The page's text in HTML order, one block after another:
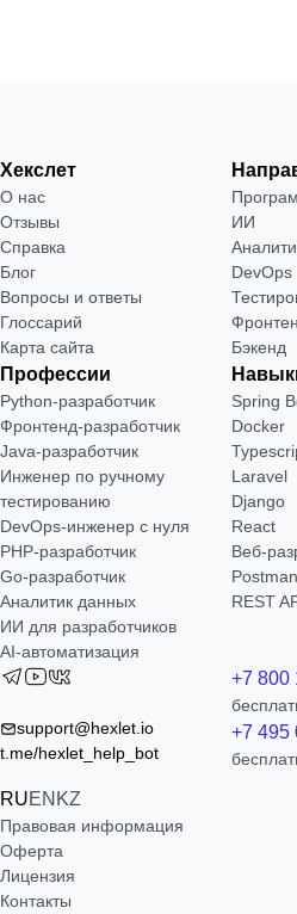
Хекслет
О нас
Отзывы
Справка
Блог
Вопросы и ответы
Глоссарий
Карта сайта
ИИ
DevOps
Бэкенд
Профессии
Python-разработчик
Фронтенд-разработчик
Java-разработчик
Инженер по ручному
тестированию
DevOps-инженер с нуля
РНР-разработчик
Go-разработчик
Аналитик данных
ИИ для разработчиков
AI-автоматизация
Spring
Docker
Laravel
Django
React
Веб-
Postman
REST
support@hexlet.io
t.me/hexlet_help_bot
RUEN KZ
+7 800
+7 495
Правовая информация
Оферта
Лицензия
Контакты